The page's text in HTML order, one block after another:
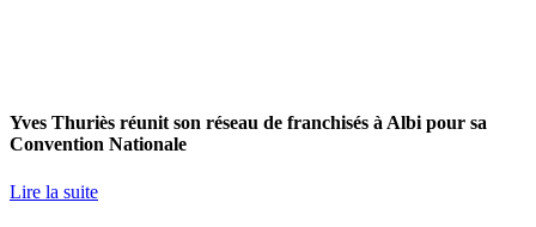
Yves Thuriès réunit son réseau de franchisés à Albi pour sa
Convention Nationale
Lire la suite